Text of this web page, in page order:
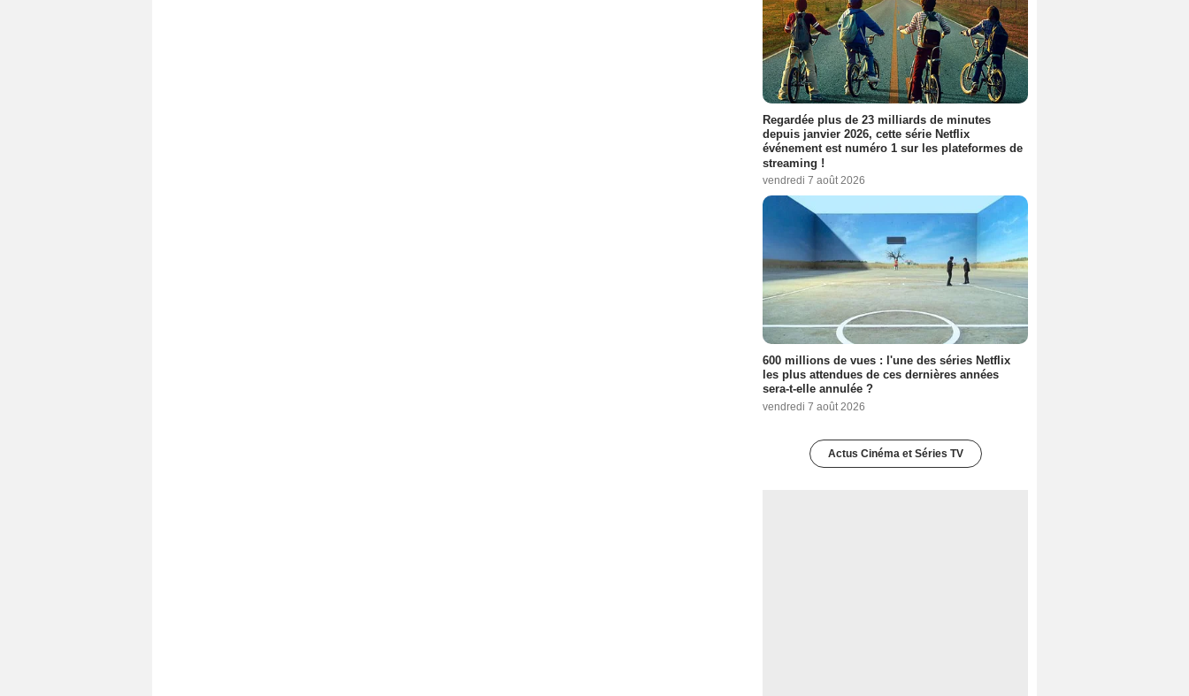
Regardée plus de 23 milliards de minutes
depuis janvier 2026, cette série Netflix
événement est numéro 1 sur les plateformes de
streaming !
vendredi 7 août 2026
600 millions de vues : l'une des séries Netflix
les plus attendues de ces dernières années
sera-t-elle annulée ?
vendredi 7 août 2026
Actus Cinéma et Séries TV